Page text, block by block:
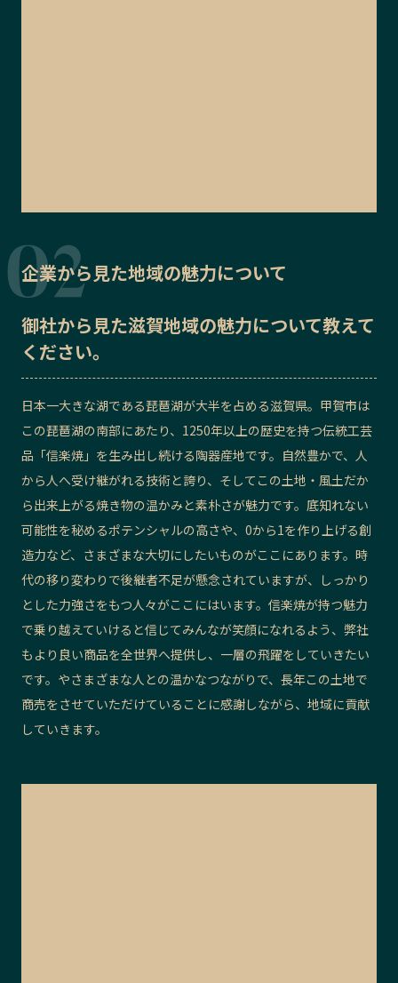
企業から見た地域の魅力について
御社から見た滋賀地域の魅力について教えて
ください。
日本一大きな湖である琵琶湖が大半を占める滋賀県。甲賀市は
この琵琶湖の南部にあたり、1250年以上の歴史を持つ伝統工芸
品「信楽焼」を生み出し続ける陶器産地です。自然豊かで、人
から人へ受け継がれる技術と誇り、そしてこの土地・風土だか
ら出来上がる焼き物の温かみと素朴さが魅力です。底知れない
可能性を秘めるポテンシャルの高さや、0から1を作り上げる創
造力など、さまざまな大切にしたいものがここにあります。時
代の移り変わりで後継者不足が懸念されていますが、しっかり
とした力強さをもつ人々がここにはいます。信楽焼が持つ魅力
で乗り越えていけると信じてみんなが笑顔になれるよう、弊社
もより良い商品を全世界へ提供し、一層の飛躍をしていきたい
です。やさまざまな人との温かなつながりで、長年この土地で
商売をさせていただけていることに感謝しながら、地域に貢献
していきます。